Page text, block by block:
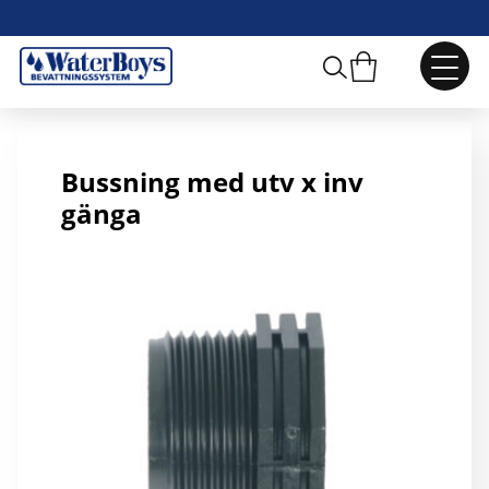
R20xR15 Bussning
Bussning med utv x inv
gänga